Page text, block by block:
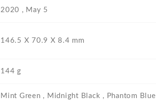
2020 , May 5
146.5 Х 70.9 Х 8.4 mm
144 g
Mint Green , Midnight Black , Phantom Blue